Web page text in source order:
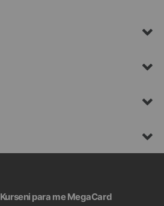
Kurseni para me MegaCard